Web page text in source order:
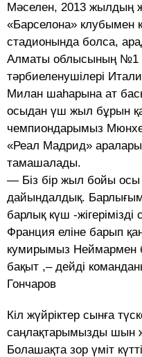
Мәселен, 2013 жылдың
«Барселона» клубымен
стадионында болса,
Алматы облысының №1
тәрбиеленушілері
Милан шаһарына ат
осыдан үш жыл бұрын
чемпиондарымыз
«Реал Мадрид»
тамашалады.
— Біз бір жыл бойы осы
дайындалдық.
барлық күш -
Франция еліне барып
кумирымыз Неймармен
бақыт ,– дейді
Гончаров
Кіл жүйріктер сынға
саңлақтарымызды шын
Болашақта зор үміт